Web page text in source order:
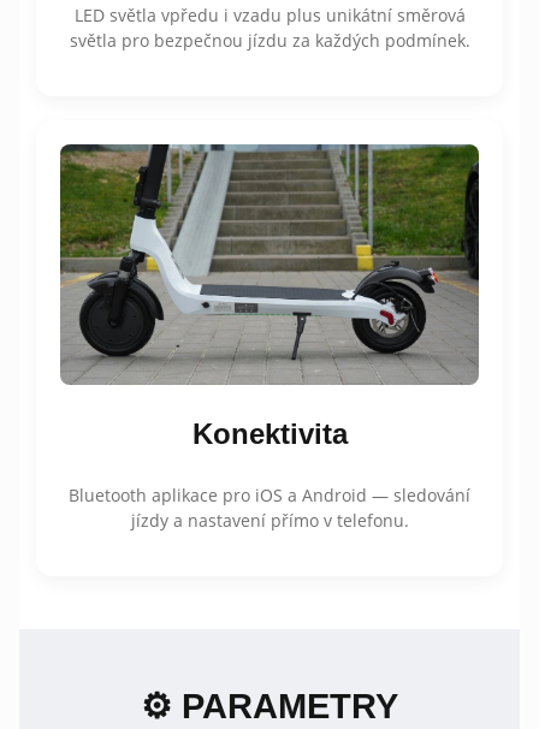
LED světla vpředu i vzadu plus unikátní směrová
světla pro bezpečnou jízdu za každých podmínek.
Konektivita
Bluetooth aplikace pro iOS a Android — sledování
jízdy a nastavení přímo v telefonu.
⚙️ PARAMETRY